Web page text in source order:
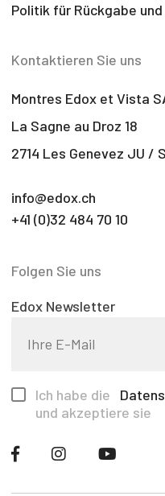
Politik für Rückgabe
Kontaktieren Sie uns
Montres Edox et Vista
La Sagne au Droz 18
2714 Les Genevez JU /
info@edox.ch
+41 (0)32 484 70 10
Folgen Sie uns
Edox Newsletter
Ich habe die
und akzeptiere sie